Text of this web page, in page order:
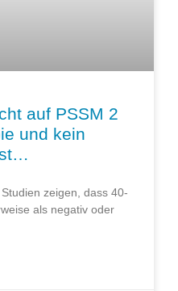
auf PSSM 2
und kein
zeigen, dass 40-
als negativ oder